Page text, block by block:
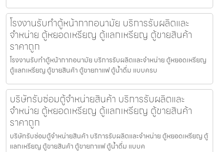
โรงงานรับทำตู้หน้ากากอนามัย บริการรับผลิตและ
จำหน่าย ตู้หยอดเหรียญ ตู้แลกเหรียญ ตู้ขายสินค้า
ราคาถูก
โรงงานรับทำตู้หน้ากากอนามัย บริการรับผลิตและจำหน่าย ตู้หยอดเหรียญ
ตู้แลกเหรียญ ตู้ขายสินค้า ตู้ขายกาแฟ ตู้น้ำดื่ม แบบครบ
บริษัทรับซ่อมตู้จำหน่ายสินค้า บริการรับผลิตและ
จำหน่าย ตู้หยอดเหรียญ ตู้แลกเหรียญ ตู้ขายสินค้า
ราคาถูก
บริษัทรับซ่อมตู้จำหน่ายสินค้า บริการรับผลิตและจำหน่าย ตู้หยอดเหรียญ ตู้
แลกเหรียญ ตู้ขายสินค้า ตู้ขายกาแฟ ตู้น้ำดื่ม แบบค